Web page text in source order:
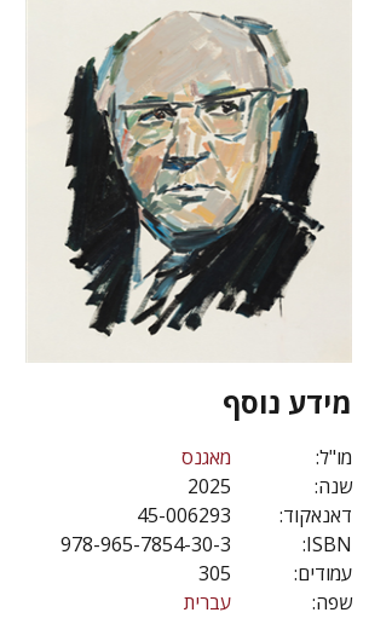
מידע נוסף
מו"ל:
מאגנס
שנה:
2025
דאנאקוד:
45-006293
ISBN:
978-965-7854-30-3
עמודים:
305
שפה:
עברית